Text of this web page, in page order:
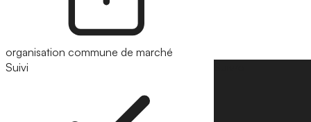
organisation commune de marché
Suivi